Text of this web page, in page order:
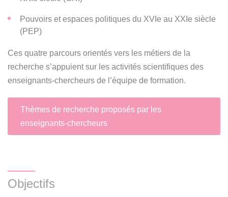
Pouvoirs et espaces politiques du XVIe au XXIe siècle
(PEP)
Ces quatre parcours orientés vers les métiers de la
recherche s’appuient sur les activités scientifiques des
enseignants-chercheurs de l’équipe de formation.
Thèmes de recherche proposés par les
enseignants-chercheurs
Objectifs